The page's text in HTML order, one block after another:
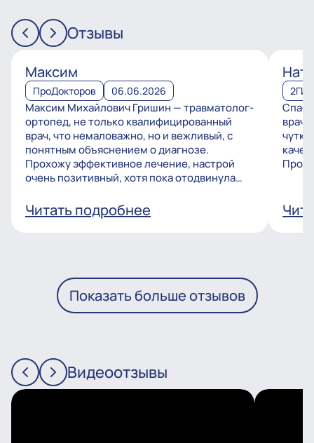
Отзывы
Максим
ПроДокторов 06.06.2026
Максим Михайлович Гришин — травматолог-
ортопед, не только квалифицированный
врач, что немаловажно, но и вежливый, с
понятным объяснением о диагнозе.
Прохожу эффективное лечение, настрой
очень позитивный, хотя пока отодвинула
Читать подробнее
Показать больше отзывов
Видеоотзывы